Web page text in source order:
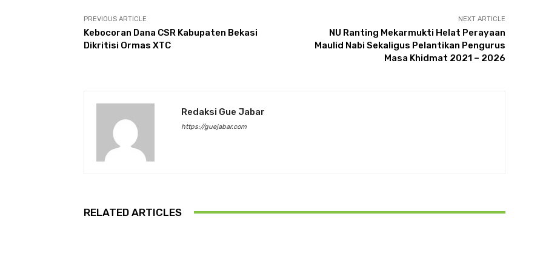
PREVIOUS ARTICLE
Kebocoran Dana CSR Kabupaten Bekasi
Dikritisi Ormas XTC
NEXT ARTICLE
NU Ranting Mekarmukti Helat Perayaan
Maulid Nabi Sekaligus Pelantikan Pengurus
Masa Khidmat 2021 – 2026
Redaksi Gue Jabar
https://guejabar.com
RELATED ARTICLES